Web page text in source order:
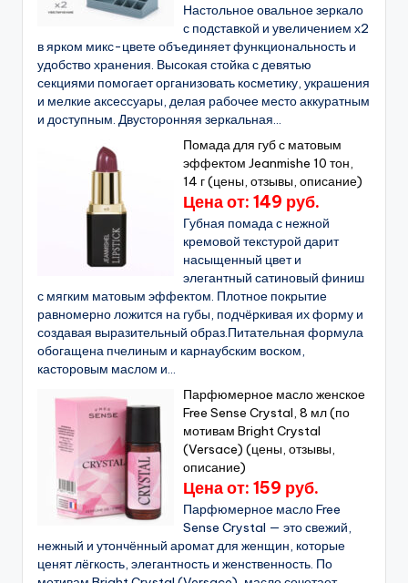
Настольное овальное зеркало
с подставкой и увеличением х2
в ярком микс-цвете объединяет функциональность и
удобство хранения. Высокая стойка с девятью
секциями помогает организовать косметику, украшения
и мелкие аксессуары, делая рабочее место аккуратным
и доступным. Двусторонняя зеркальная...
Помада для губ с матовым
эффектом Jeanmishe 10 тон,
14 г (цены, отзывы, описание)
Цена от: 149 руб.
Губная помада с нежной
кремовой текстурой дарит
насыщенный цвет и
элегантный сатиновый финиш
с мягким матовым эффектом. Плотное покрытие
равномерно ложится на губы, подчёркивая их форму и
создавая выразительный образ.Питательная формула
обогащена пчелиным и карнаубским воском,
касторовым маслом и...
Парфюмерное масло женское
Free Sense Crystal, 8 мл (по
мотивам Bright Crystal
(Versace) (цены, отзывы,
описание)
Цена от: 159 руб.
Парфюмерное масло Free
Sense Crystal — это свежий,
нежный и утончённый аромат для женщин, которые
ценят лёгкость, элегантность и женственность. По